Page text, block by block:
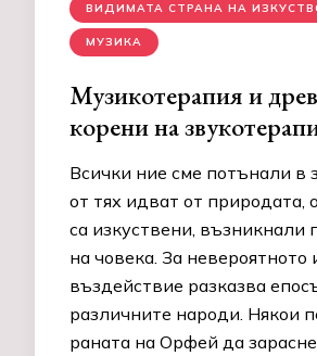
ВИДИМАТА СТРАНА НА
МУЗИКА
Музикотерапия и
корени на
Всички ние сме потънали в
от тях идват от природата,
са изкуствени, възникнали
на човека. За невероятното
въздействие разказва
различните народи. Някои
раната на Орфей да